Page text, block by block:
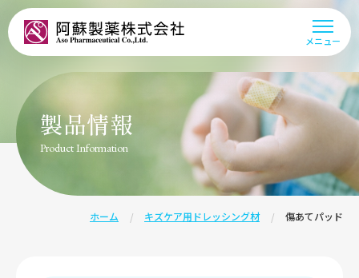
阿蘇製薬株式会社 メニュー
製品情報
Product Information
ホーム キズケア用ドレッシング材 傷あてパッド